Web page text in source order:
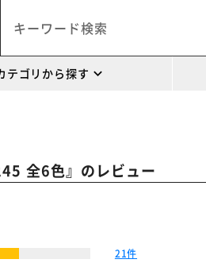
テゴリから探す
全6色』のレビュー
21件